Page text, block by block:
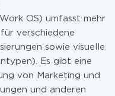
OS) umfasst mehr
verschiedene
sowie visuelle
Es gibt eine
von Marketing und
und anderen